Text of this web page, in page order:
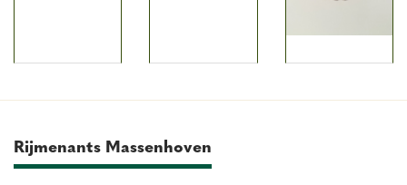
Rijmenants Massenhoven